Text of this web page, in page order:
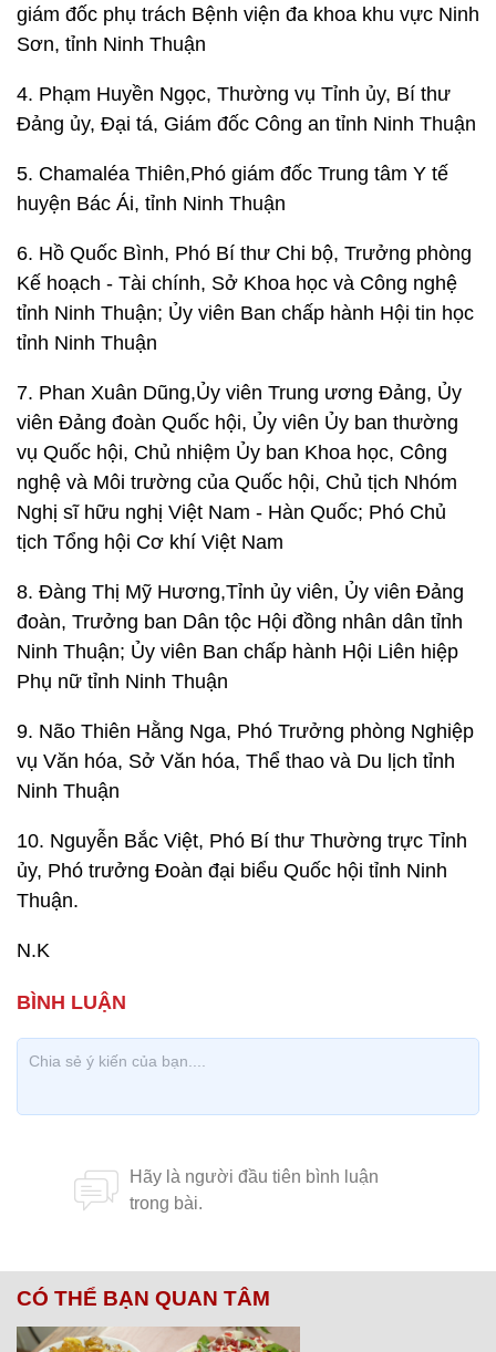
giám đốc phụ trách Bệnh viện đa khoa khu vực Ninh
Sơn, tỉnh Ninh Thuận
4. Phạm Huyền Ngọc, Thường vụ Tỉnh ủy, Bí thư
Đảng ủy, Đại tá, Giám đốc Công an tỉnh Ninh Thuận
5. Chamaléa Thiên,Phó giám đốc Trung tâm Y tế
huyện Bác Ái, tỉnh Ninh Thuận
6. Hồ Quốc Bình, Phó Bí thư Chi bộ, Trưởng phòng
Kế hoạch - Tài chính, Sở Khoa học và Công nghệ
tỉnh Ninh Thuận; Ủy viên Ban chấp hành Hội tin học
tỉnh Ninh Thuận
7. Phan Xuân Dũng,Ủy viên Trung ương Đảng, Ủy
viên Đảng đoàn Quốc hội, Ủy viên Ủy ban thường
vụ Quốc hội, Chủ nhiệm Ủy ban Khoa học, Công
nghệ và Môi trường của Quốc hội, Chủ tịch Nhóm
Nghị sĩ hữu nghị Việt Nam - Hàn Quốc; Phó Chủ
tịch Tổng hội Cơ khí Việt Nam
8. Đàng Thị Mỹ Hương,Tỉnh ủy viên, Ủy viên Đảng
đoàn, Trưởng ban Dân tộc Hội đồng nhân dân tỉnh
Ninh Thuận; Ủy viên Ban chấp hành Hội Liên hiệp
Phụ nữ tỉnh Ninh Thuận
9. Não Thiên Hằng Nga, Phó Trưởng phòng Nghiệp
vụ Văn hóa, Sở Văn hóa, Thể thao và Du lịch tỉnh
Ninh Thuận
10. Nguyễn Bắc Việt, Phó Bí thư Thường trực Tỉnh
ủy, Phó trưởng Đoàn đại biểu Quốc hội tỉnh Ninh
Thuận.
N.K
CÓ THỂ BẠN QUAN TÂM